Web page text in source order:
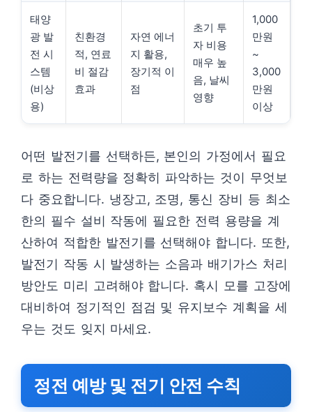
태양
광 발
전 시
스템
(비상
용)
친환경
적, 연료
비 절감
효과
자연 에너
지 활용,
장기적 이
점
초기 투
자 비용
매우 높
음, 날씨
영향
1,000
만원
~
3,000
만원
이상
어떤 발전기를 선택하든, 본인의 가정에서 필요
로 하는 전력량을 정확히 파악하는 것이 무엇보
다 중요합니다. 냉장고, 조명, 통신 장비 등 최소
한의 필수 설비 작동에 필요한 전력 용량을 계
산하여 적합한 발전기를 선택해야 합니다. 또한,
발전기 작동 시 발생하는 소음과 배기가스 처리
방안도 미리 고려해야 합니다. 혹시 모를 고장에
대비하여 정기적인 점검 및 유지보수 계획을 세
우는 것도 잊지 마세요.
정전 예방 및 전기 안전 수칙